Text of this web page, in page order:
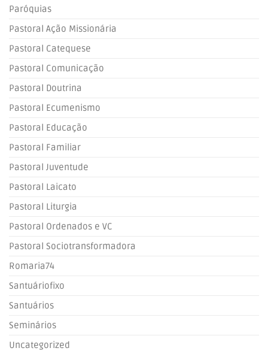
Paróquias
Pastoral Ação Missionária
Pastoral Catequese
Pastoral Comunicação
Pastoral Doutrina
Pastoral Ecumenismo
Pastoral Educação
Pastoral Familiar
Pastoral Juventude
Pastoral Laicato
Pastoral Liturgia
Pastoral Ordenados e VC
Pastoral Sociotransformadora
Romaria74
Santuáriofixo
Santuários
Seminários
Uncategorized